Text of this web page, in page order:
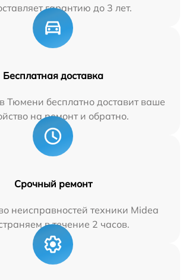
гарантию до 3 лет.
Бесплатная доставка
Тюмени бесплатно доставит ваше
на ремонт и обратно.
Срочный ремонт
неисправностей техники Midea
в течение 2 часов.